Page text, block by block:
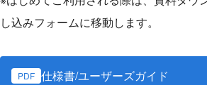
し込みフォームに移動します。
PDF 仕様書/ユーザーズガイド